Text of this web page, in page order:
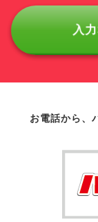
入
お電話から、